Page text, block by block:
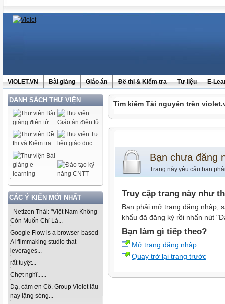
ViOLET.VN Bài giảng Giáo án Đề thi & Kiểm tra Tư liệu E-
DANH SÁCH THƯ VIỆN
CÁC Ý KIẾN MỚI NHẤT
Netizen Thái: "Việt Nam Không
Còn Muốn Chỉ Là...
Google Flow is a browser-based
AI filmmaking studio that
leverages...
rất tuyệt...
Chợt nghĩ......
Dạ, cảm ơn Cô. Group Violet lâu
nay lặng sóng...
Tìm kiếm Tài nguyên trên
Bạn chưa đăng
Trang này yêu cầu bạn
Truy cập trang này như
Bạn phải mở trang đăng nhập,
khẩu đã đăng ký rồi nhấn nút
Bạn làm gì tiếp theo?
Mở trang đăng nhập
Quay trở lại trang trước